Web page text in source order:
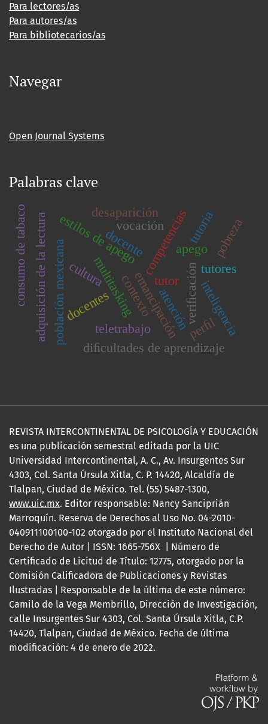
Para lectores/as
Para autores/as
Para bibliotecarios/as
Navegar
Open Journal Systems
Palabras clave
multitasking atención
emancipaciónveriﬁcacióninteligencia
competencias tutores
docentes
teletrabajo
apego
cultura
población mexicana
estilos de apego
adquisición de la lectura
diﬁcultades de aprendizaje
docente
vocación
tutor
tutoría
desaparición
contexto
perﬁl
consumo de tabaco pobreza
REVISTA INTERCONTINENTAL DE PSICOLOGÍA Y EDUCACIÓN
es una publicación semestral editada por la UIC
Universidad Intercontinental, A. C., Av. Insurgentes Sur
4303, Col. Santa Úrsula Xitla, C. P. 14420, Alcaldía de
Tlalpan, Ciudad de México. Tel. (55) 5487-1300,
www.uic.mx. Editor responsable: Nancy Sanciprián
Marroquín. Reserva de Derechos al Uso No. 04-2010-
040911100100-102 otorgado por el Instituto Nacional del
Derecho de Autor | ISSN: 1665-756X | Número de
Certificado de Licitud de Título: 12775, otorgado por la
Comisión Calificadora de Publicaciones y Revistas
Ilustradas | Responsable de la última de este número:
Camilo de la Vega Membrillo, Dirección de Investigación,
calle Insurgentes Sur 4303, Col. Santa Úrsula Xitla, C.P.
14420, Tlalpan, Ciudad de México. Fecha de última
modificación: 4 de enero de 2022.